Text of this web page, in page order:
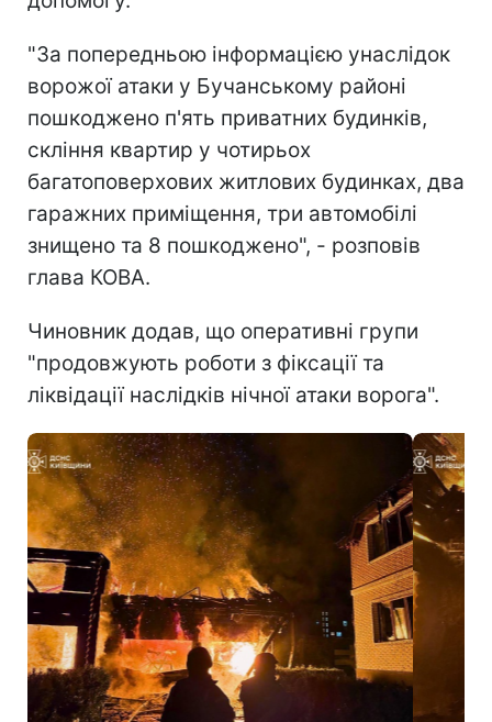
"За попередньою інформацією унаслідок
ворожої атаки у Бучанському районі
пошкоджено п'ять приватних будинків,
скління квартир у чотирьох
багатоповерхових житлових будинках, два
гаражних приміщення, три автомобілі
знищено та 8 пошкоджено", - розповів
глава КОВА.
Чиновник додав, що оперативні групи
"продовжують роботи з фіксації та
ліквідації наслідків нічної атаки ворога".